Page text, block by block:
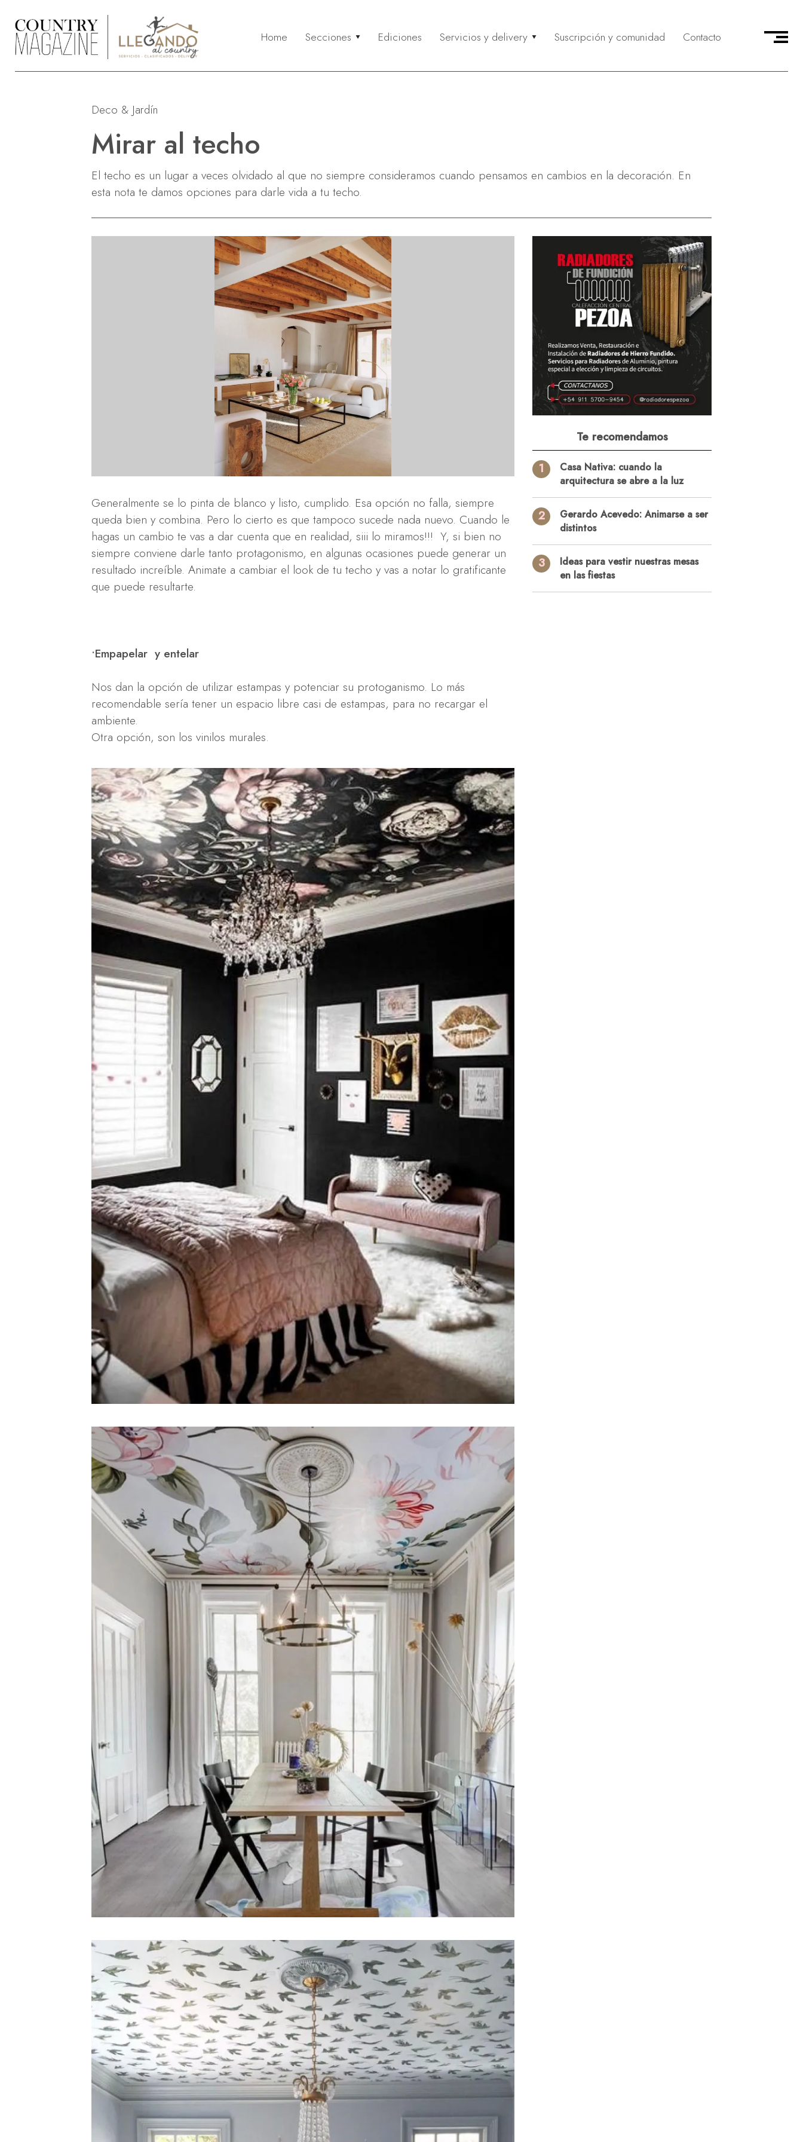
Home Secciones
LifeStyle
Deco & Jardín
Body & Soul
Entretenimiento
Reflexión Gourmet Comunidad CMAG
Ediciones Servicios y delivery
Servicios y delivery
Suscripción y comunidad Contacto
Deco & Jardín
Mirar al techo
El techo es un lugar a veces olvidado al que no siempre consideramos cuando pensamos en cambios en la decoración. En
esta nota te damos opciones para darle vida a tu techo.
Generalmente se lo pinta de blanco y listo, cumplido. Esa opción no falla, siempre
queda bien y combina. Pero lo cierto es que tampoco sucede nada nuevo. Cuando le
hagas un cambio te vas a dar cuenta que en realidad, siii lo miramos!!! Y, si bien no
siempre conviene darle tanto protagonismo, en algunas ocasiones puede generar un
resultado increíble. Animate a cambiar el look de tu techo y vas a notar lo gratificante
que puede resultarte.
•Empapelar y entelar
Nos dan la opción de utilizar estampas y potenciar su protoganismo. Lo más
recomendable sería tener un espacio libre casi de estampas, para no recargar el
ambiente.
Otra opción, son los vinilos murales.
Te recomendamos
1
Casa Nativa: cuando la
arquitectura se abre a la luz
2
Gerardo Acevedo: Animarse a ser
distintos
3
Ideas para vestir nuestras mesas
en las fiestas